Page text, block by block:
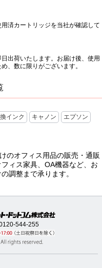
済カートリッジを当社が確認して
出荷いたします。お届け後、使用
、数に限りがございます。
インク キャノン エプソン
のオフィス用品の販売・通販
ィス家具、OA機器など、お
調整まで承ります。
544-255